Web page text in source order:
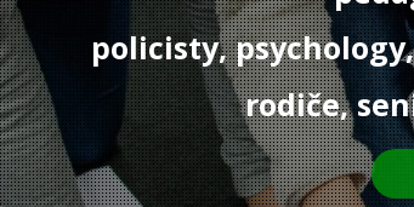
policisty,
rodiče,